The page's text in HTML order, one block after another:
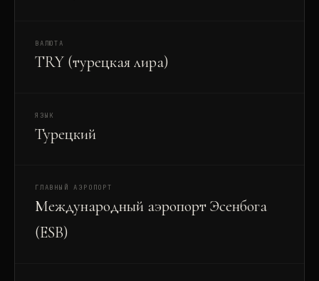
ВАЛЮТА
TRY (турецкая лира)
ЯЗЫК
Турецкий
ГЛАВНЫЙ АЭРОПОРТ
Международный аэропорт Эсенбога
(ESB)